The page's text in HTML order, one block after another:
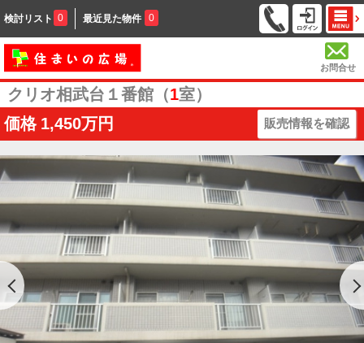
検討リスト 0 最近見た物件 0
お問合せ
クリオ相武台１番館（1室）
価格 1,450万円 販売情報を確認